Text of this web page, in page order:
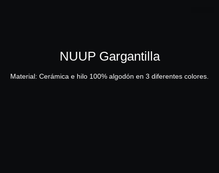
NUUP Gargantilla
Material: Cerámica e hilo 100% algodón en 3 diferentes colores.